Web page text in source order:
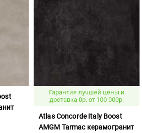
Гарантия лучшей цены и
доставка 0р. от 100 000р.
Atlas Concorde Italy Boost
AMGM Tarmac керамогранит